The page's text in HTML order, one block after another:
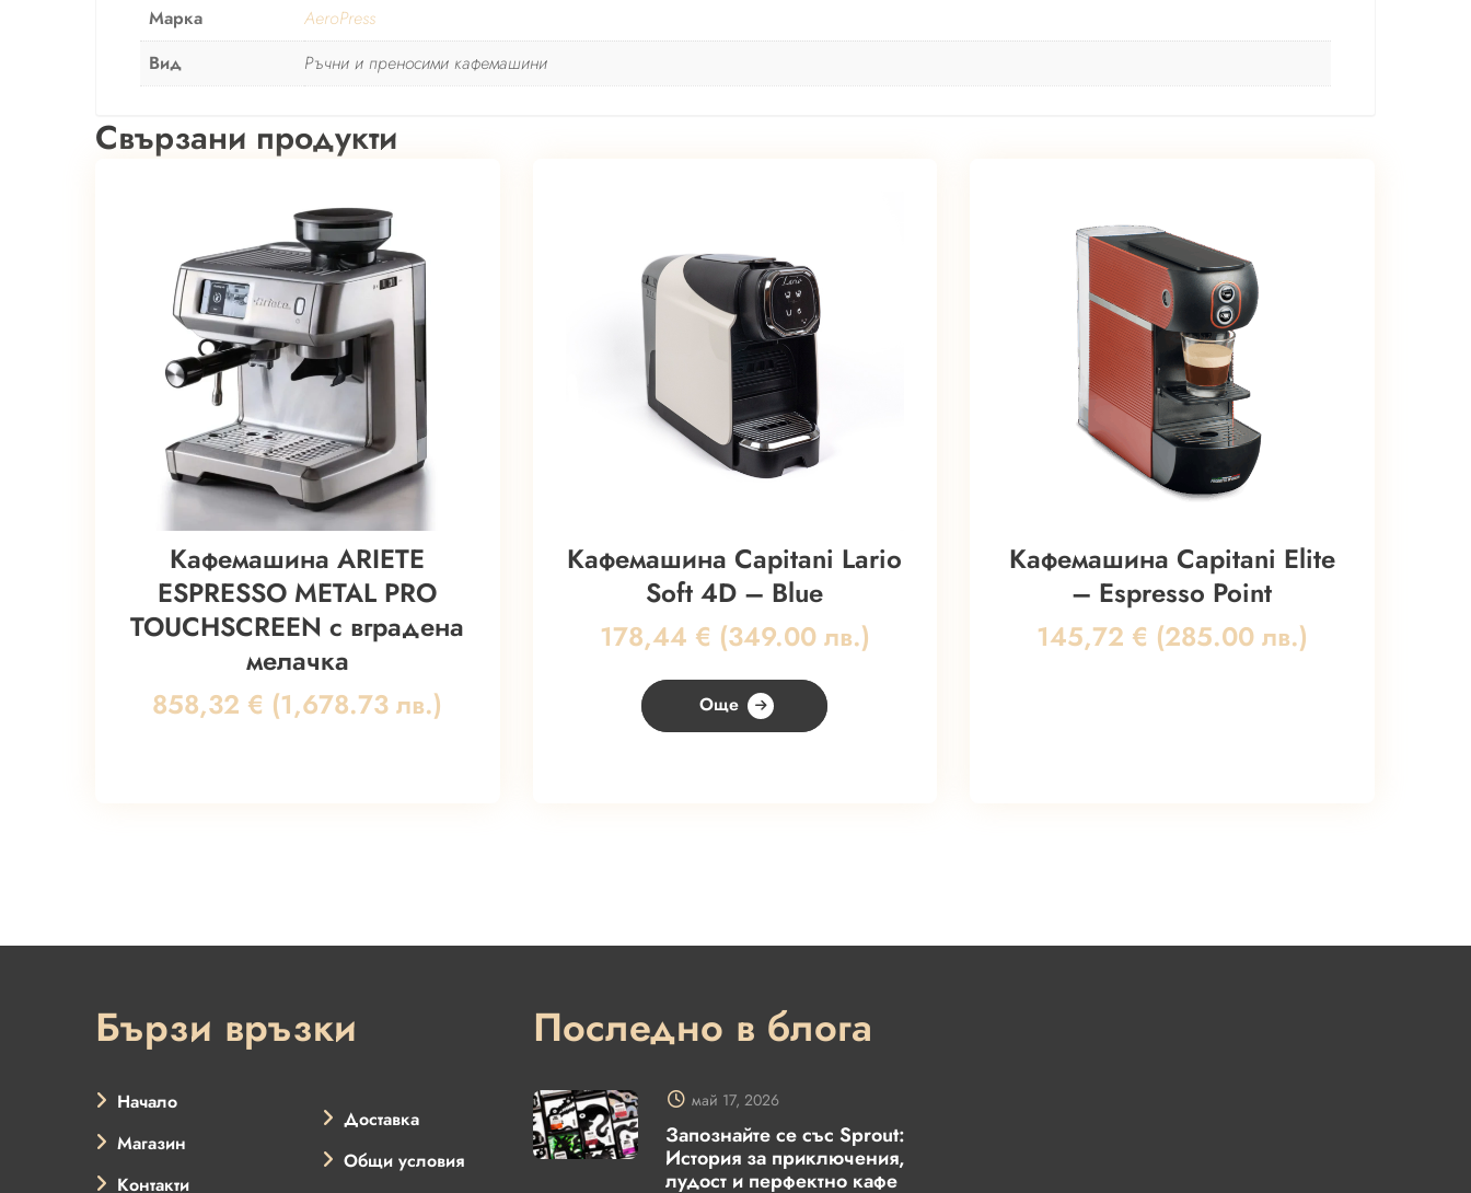
Марка
AeroPress
Вид
Ръчни и преносими кафемашини
Свързани продукти
Кафемашина ARIETE
ESPRESSO METAL PRO
TOUCHSCREEN с вградена
мелачка
858,32 € (1,678.73 лв.)
Кафемашина Capitani Lario
Soft 4D – Blue
178,44 € (349.00 лв.)
Още
Кафемашина Capitani Elite
– Espresso Point
145,72 € (285.00 лв.)
Бързи връзки
Начало
Магазин
Контакти
Доставка
Общи условия
Последно в блога
май 17, 2026
Запознайте се със Sprout:
История за приключения,
лудост и перфектно кафе